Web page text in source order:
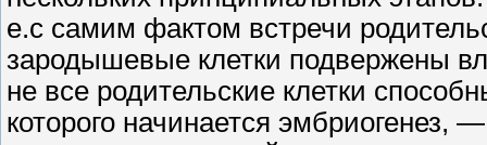
е.с самим фактом встречи
зародышевые клетки подвержены
не все родительские клетки
которого начинается